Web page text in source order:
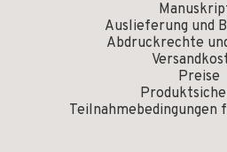
Auslieferung und
Abdruckrechte
Preise
Teilnahmebedingungen